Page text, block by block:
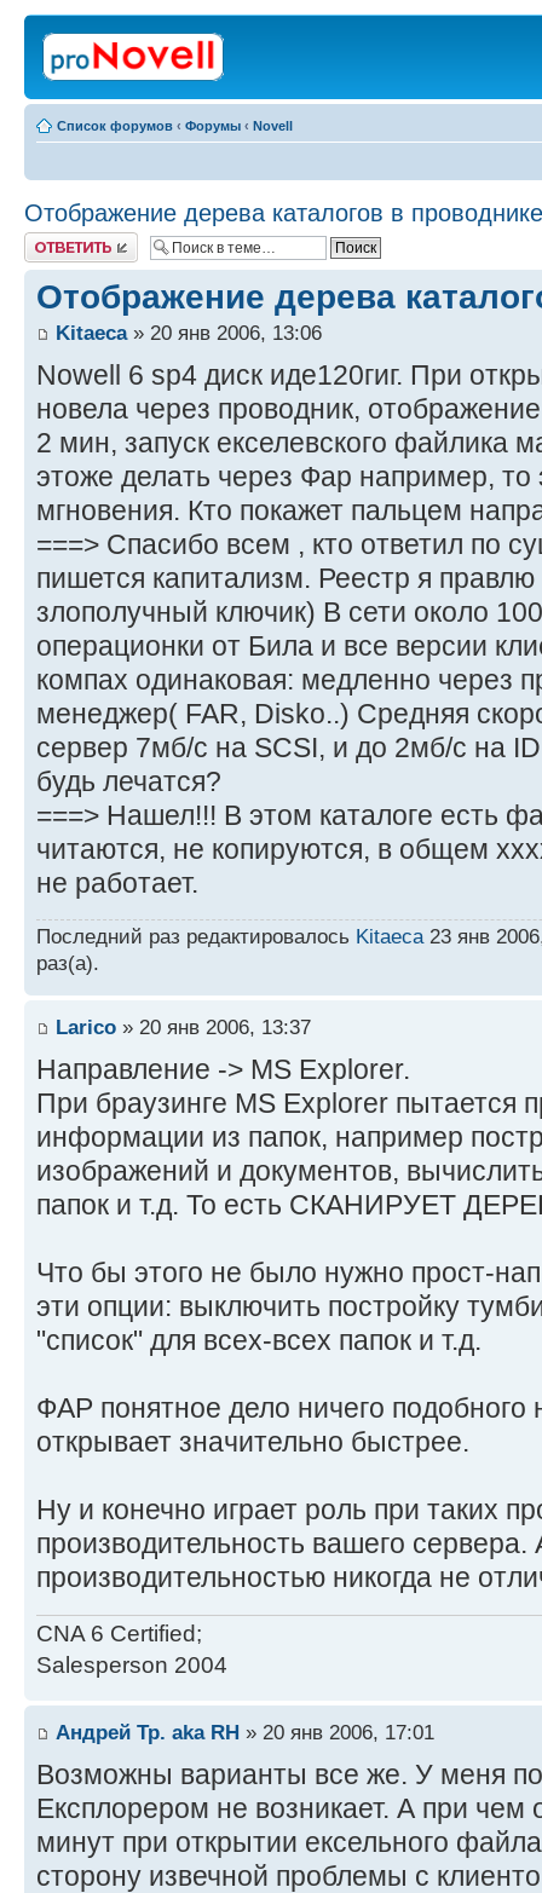
Список форумов ‹ Форумы ‹ Novell
Отображение дерева каталогов в проводнике
Ответить
Отображение дерева
Kitaeca» 20 янв 2006, 13:06
Nowell 6 sp4 диск иде120гиг. При
новела через проводник,
2 мин, запуск екселевского файлика
этоже делать через Фар например, то
мгновения. Кто покажет пальцем
===> Спасибо всем , кто ответил по
пишется капитализм. Реестр я
злополучный ключик) В сети около
операционки от Била и все версии
компах одинаковая: медленно через
менеджер( FAR, Disko..) Средняя
сервер 7мб/с на SCSI, и до 2мб/с на
будь лечатся?
===> Нашел!!! В этом каталоге есть
читаются, не копируются, в общем
не работает.
Последний раз редактировалось Kitaeca23 янв
раз(а).
Larico » 20 янв 2006, 13:37
Направление -> MS Explorer.
При браузинге MS Explorer пытается
информации из папок, например
изображений и документов,
папок и т.д. То есть СКАНИРУЕТ
Что бы этого не было нужно прост-
эти опции: выключить постройку
"список" для всех-всех папок и т.д.
ФАР понятное дело ничего подобного
открывает значительно быстрее.
Ну и конечно играет роль при таких
производительность вашего
производительностью никогда не
CNA 6 Certified;
Salesperson 2004
Андрей Тр. aka RH » 20 янв 2006, 17:01
Возможны варианты все же. У меня
Експлорером не возникает. А при чем
минут при открытии ексельного
сторону извечной проблемы с